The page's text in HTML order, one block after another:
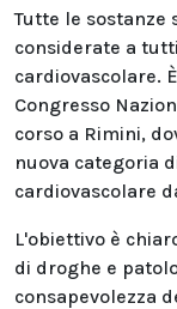
Tutte le sostanze
considerate a
cardiovascolare.
Congresso
corso a Rimini,
nuova categoria
cardiovascolare
L'obiettivo è
di droghe e
consapevolezza